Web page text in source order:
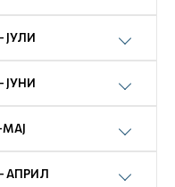
ЈУЛИ
ЈУНИ
АПРИЛ